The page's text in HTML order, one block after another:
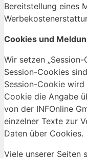
Bereitstellung eines
Cookies und
Wir setzen
Session-Cookies
Session-Cookie
Cookie die Angabe
von der INFOnline
einzelner Texte zur
Daten über Cookies.
Viele unserer Seiten